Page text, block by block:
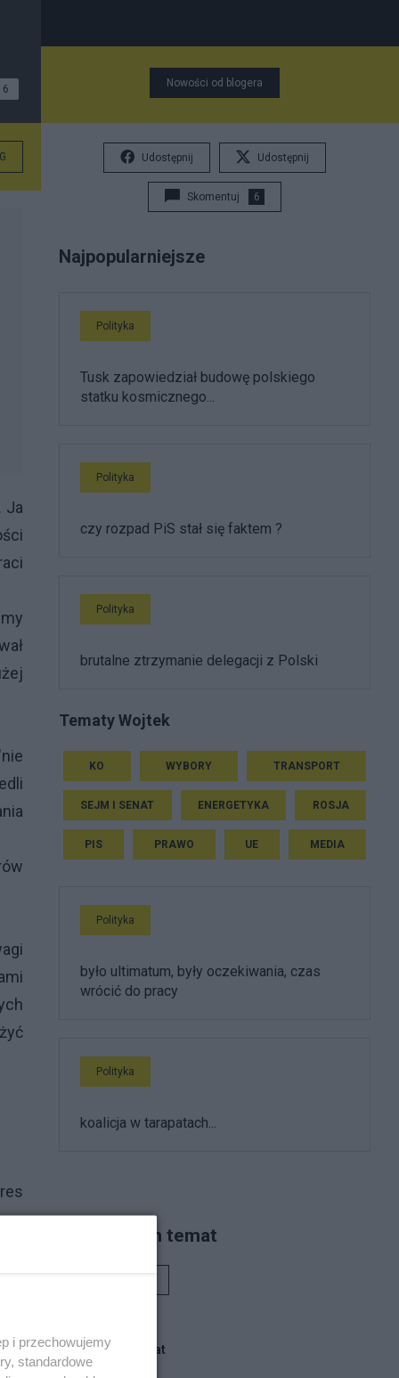
6
Ja
Nowości od blogera
Udostępnij Udostępnij
Skomentuj 6
Najpopularniejsze
Polityka
Tusk zapowiedział budowę polskiego
statku kosmicznego...
Polityka
czy rozpad PiS stał się faktem ?
Polityka
brutalne ztrzymanie delegacji z Polski
Tematy Wojtek
KO WYBORY TRANSPORT
SEJM I SENAT ENERGETYKA ROSJA
PIS PRAWO UE MEDIA
Polityka
było ultimatum, były oczekiwania, czas
wrócić do pracy
Polityka
koalicja w tarapatach...
Piszą na ten temat
Blogi na ten temat
i przechowujemy
standardowe